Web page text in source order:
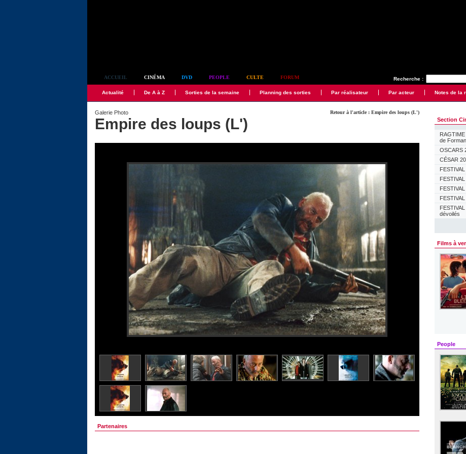
Recherche :
ACCUEIL CINÉMA DVD PEOPLE CULTE FORUM
Actualité De A à Z Sorties de la semaine Planning des sorties Par réalisateur Par acteur Notes de la
Retour à l'article : Empire des loups (L')
Galerie Photo
Empire des loups (L')
Partenaires
Section
de Forman
OSCARS
CÉSAR
dévoilés
Films à
People